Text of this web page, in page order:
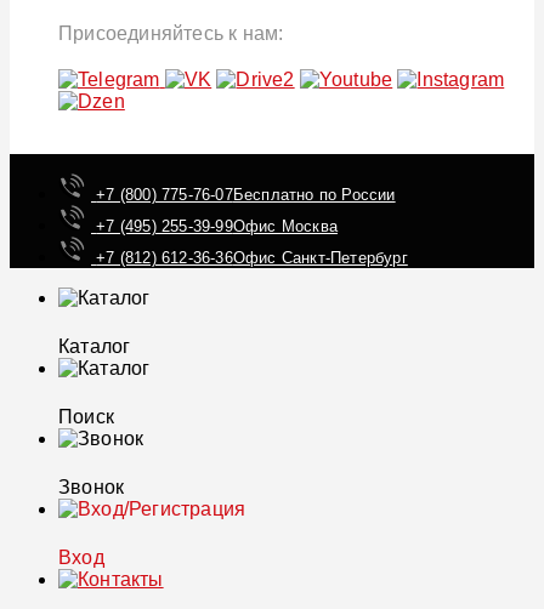
Присоединяйтесь к нам:
+7 (800) 775-76-07Бесплатно по России
+7 (495) 255-39-99Офис Москва
+7 (812) 612-36-36Офис Санкт-Петербург
Каталог
Поиск
Звонок
Вход